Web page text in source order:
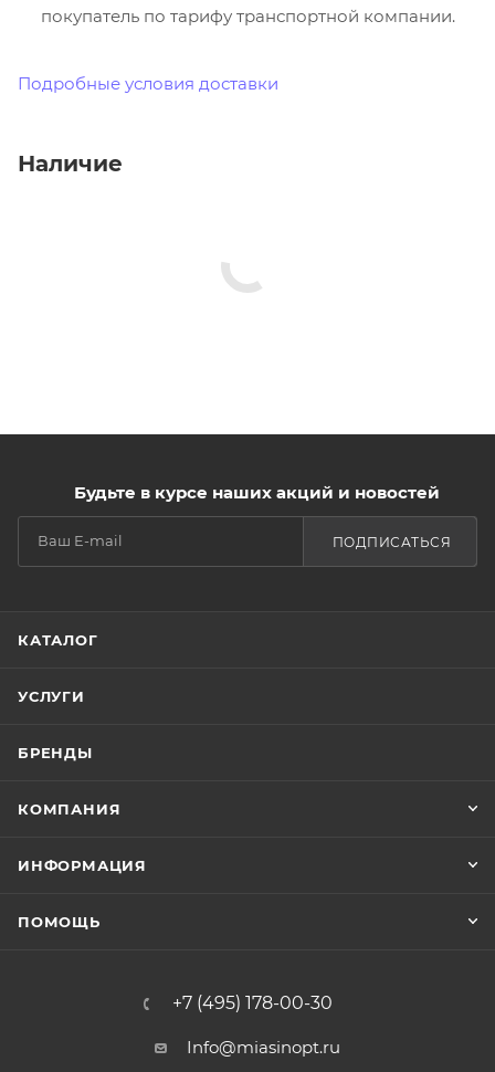
покупатель по тарифу транспортной компании.
Подробные условия доставки
Наличие
Будьте в курсе наших акций и новостей
ПОДПИСАТЬСЯ
КАТАЛОГ
УСЛУГИ
БРЕНДЫ
КОМПАНИЯ
ИНФОРМАЦИЯ
ПОМОЩЬ
+7 (495) 178-00-30
Info@miasinopt.ru